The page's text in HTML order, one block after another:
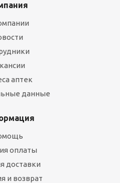
аптек
данные
оплаты
доставки
и возврат